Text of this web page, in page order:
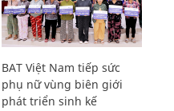
BAT Việt Nam tiếp sức
phụ nữ vùng biên giới
phát triển sinh kế